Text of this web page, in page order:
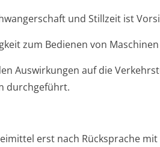
und Stillzeit ist
zum Bedienen von Maschinen
Auswirkungen auf die
durchgeführt.
erst nach Rücksprache